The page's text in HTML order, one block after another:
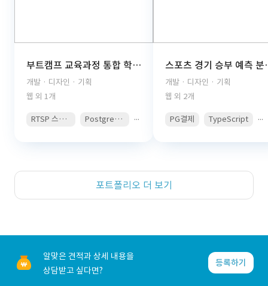
부트캠프 교육과정 통합 학습관리 플랫폼(React, TypeScript, FastAPI, PostgreSQL, AWS S3, JWT Auth, PDF Viewer)
개발 · 디자인 · 기획
웹 외 1개
RTSP 스트리밍 PostgreSQL ...
스포츠 경기 승부 예
개발 · 디자인 · 기획
웹 외 2개
PG결제 TypeScript ...
포트폴리오 더 보기
알맞은 견적과 상세 내용을
상담받고 싶다면?
등록하기